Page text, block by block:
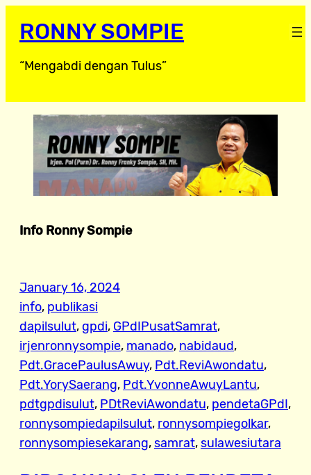
RONNY SOMPIE
“Mengabdi dengan Tulus”
Info Ronny Sompie
January 16, 2024
info, publikasi
dapilsulut, gpdi, GPdIPusatSamrat
irjenronnysompie, manado, nabidaud
Pdt.GracePaulusAwuy, Pdt.ReviAwondatu
Pdt.YorySaerang, Pdt.YvonneAwuyLantu
pdtgpdisulut, PDtReviAwondatu, pendetaGPdI
ronnysompiedapilsulut, ronnysompiegolkar
ronnysompiesekarang, samrat, sulawesiutara